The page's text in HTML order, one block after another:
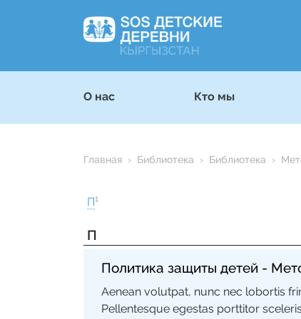
О нас Кто мы
Главная Библиотека Библиотека
П1
П
Политика защиты детей -
Aenean volutpat, nunc nec lobortis
Pellentesque egestas porttitor